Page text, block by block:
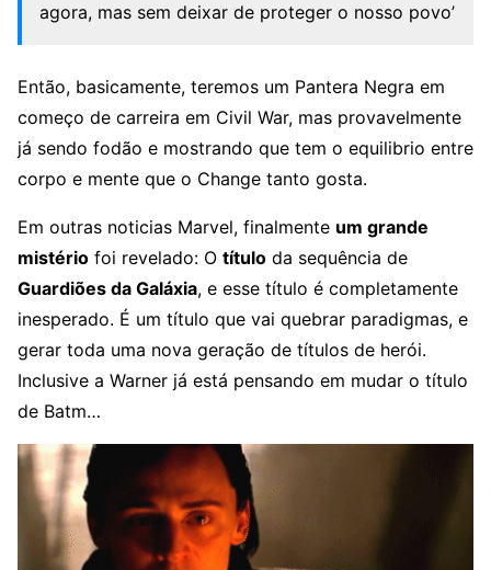
agora, mas sem deixar de proteger o nosso povo’
Então, basicamente, teremos um Pantera Negra em
começo de carreira em Civil War, mas provavelmente
já sendo fodão e mostrando que tem o equilibrio entre
corpo e mente que o Change tanto gosta.
Em outras noticias Marvel, finalmente um grande
mistério foi revelado: O título da sequência de
Guardiões da Galáxia, e esse título é completamente
inesperado. É um título que vai quebrar paradigmas, e
gerar toda uma nova geração de títulos de herói.
Inclusive a Warner já está pensando em mudar o título
de Batm…